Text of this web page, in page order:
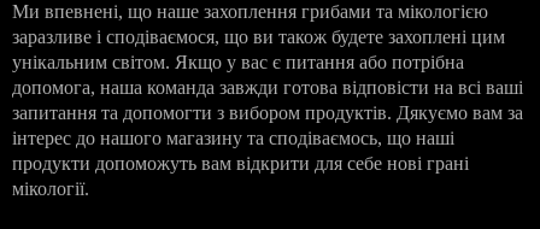
Ми впевнені, що наше захоплення грибами та мікологією
заразливе і сподіваємося, що ви також будете захоплені цим
унікальним світом. Якщо у вас є питання або потрібна
допомога, наша команда завжди готова відповісти на всі ваші
запитання та допомогти з вибором продуктів. Дякуємо вам за
інтерес до нашого магазину та сподіваємось, що наші
продукти допоможуть вам відкрити для себе нові грані
мікології.